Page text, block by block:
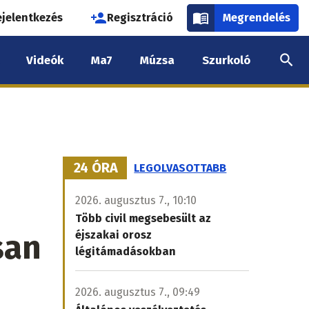
Regisztráció Megrendelés
Videók Ma7 Múzsa Szurkoló
24 ÓRA LEGOLVASOTTABB
2026. augusztus 7., 10:10
Több civil megsebesült az
éjszakai orosz
légitámadásokban
2026. augusztus 7., 09:49